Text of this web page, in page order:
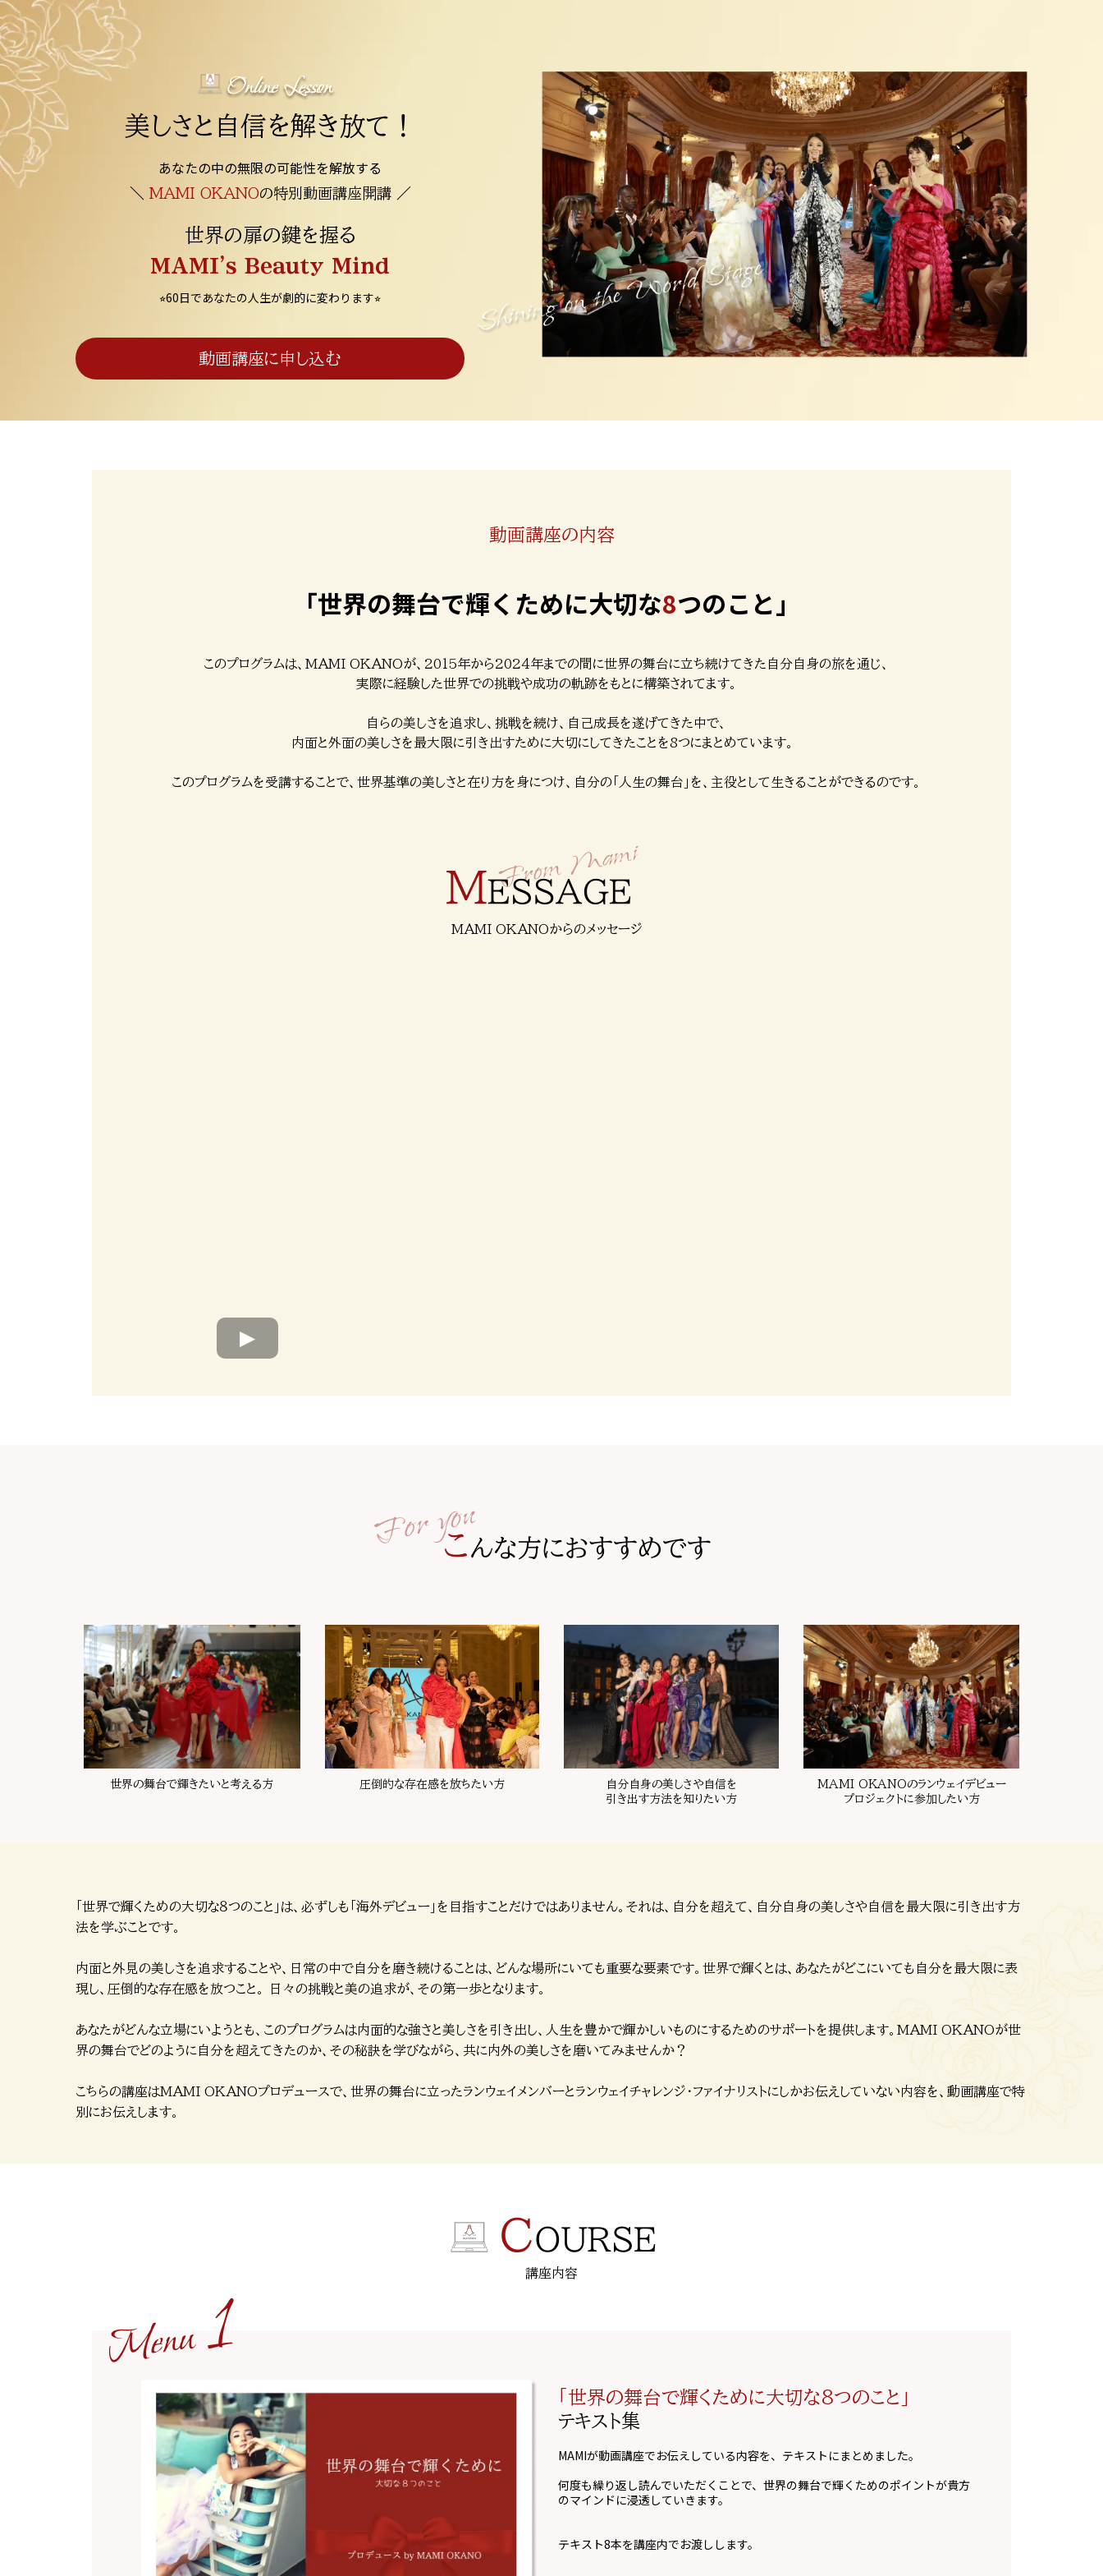
美しさと自信を解き放て！
あなたの中の無限の可能性を解放する
＼ MAMI OKANOの特別動画講座開講 ／
世界の扉の鍵を握る
MAMI's Beauty Mind
⭐︎60日であなたの人生が劇的に変わります⭐︎
動画講座に申し込む
動画講座の内容
「世界の舞台で輝くために大切な8つのこと」
このプログラムは、MAMI OKANOが、2015年から2024年までの間に世界の舞台に立ち続けてきた自分自身の旅を通じ​​​​​​​​、
実際に経験した世界での挑戦や成功の軌跡をもとに構築されてます。
自らの美しさを追求し、挑戦を続け、自己成長を遂げてきた中で、
内面と外面の美しさを最大限に引き出すために大切にしてきたことを8つにまとめています。
このプログラムを受講することで、世界基準の美しさと在り方を身につけ、自分の「人生の舞台」を、主役として生きることができるのです。
MAMI OKANOからのメッセージ
世界の舞台で輝きたいと考える方 圧倒的な存在感を放ちたい方
自分自身の美しさや自信を
引き出す方法を知りたい方
MAMI OKANOのランウェイデビュー
プロジェクトに参加したい方
「世界で輝くための大切な８つのこと」は、必ずしも「海外デビュー」を目指すことだけではありません。それは、自分を超えて、自分自身の美しさや自信を最大限に引き出す方
法を学ぶことです。
内面と外見の美しさを追求することや、日常の中で自分を磨き続けることは、どんな場所にいても重要な要素です。世界で輝くとは、あなたがどこにいても自分を最大限に表
現し、圧倒的な存在感を放つこと。 日々の挑戦と美の追求が、その第一歩となります。
あなたがどんな立場にいようとも、このプログラムは内面的な強さと美しさを引き出し、人生を豊かで輝かしいものにするためのサポートを提供します。MAMI OKANOが世
界の舞台でどのように自分を超えてきたのか、その秘訣を学びながら、共に内外の美しさを磨いてみませんか？
こちらの講座はMAMI OKANOプロデュースで、世界の舞台に立ったランウェイメンバーとランウェイチャレンジ・ファイナリストにしかお伝えしていない内容を、動画講座で特
別にお伝えします。
講座内容
「世界の舞台で輝くために大切な8つのこと」
テキスト集
MAMIが動画講座でお伝えしている内容を、テキストにまとめました。
何度も繰り返し読んでいただくことで、世界の舞台で輝くためのポイントが貴方
のマインドに浸透していきます。
テキスト8本を講座内でお渡しします。